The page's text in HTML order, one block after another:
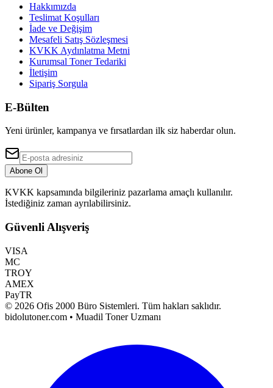
Hakkımızda
Teslimat Koşulları
İade ve Değişim
Mesafeli Satış Sözleşmesi
KVKK Aydınlatma Metni
Kurumsal Toner Tedariki
İletişim
Sipariş Sorgula
E-Bülten
Yeni ürünler, kampanya ve fırsatlardan ilk siz haberdar olun.
Abone Ol
KVKK kapsamında bilgileriniz pazarlama amaçlı kullanılır.
İstediğiniz zaman ayrılabilirsiniz.
Güvenli Alışveriş
VISA
MC
TROY
AMEX
PayTR
© 2026 Ofis 2000 Büro Sistemleri. Tüm hakları saklıdır.
bidolutoner.com • Muadil Toner Uzmanı